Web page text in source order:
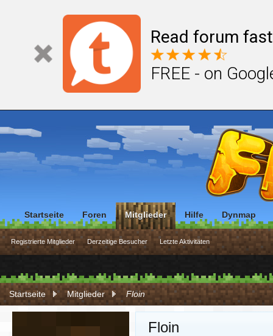
Read forum
FREE - on
Startseite Mitglieder Floin
Floin
Startseite Foren Mitglieder
Registrierte Mitglieder Derzeitige Besucher Letzte Aktivitäten
Hilfe Dynmap